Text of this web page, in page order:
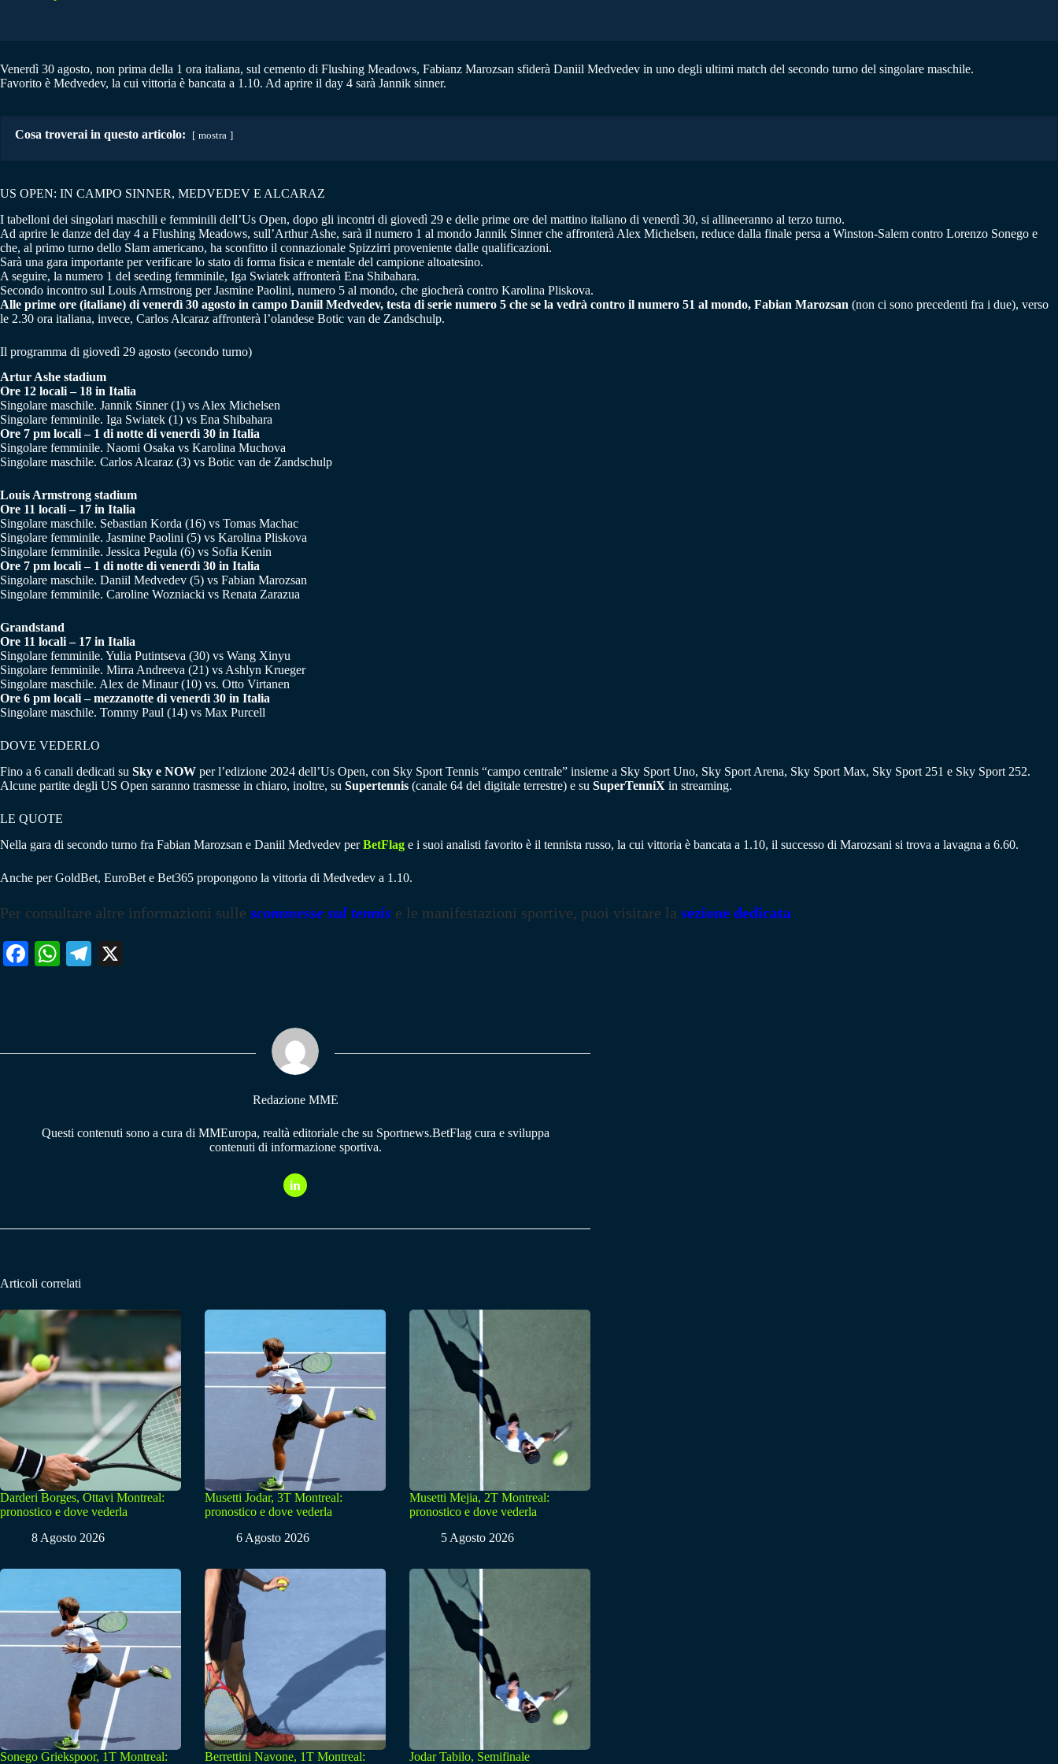
Venerdì 30 agosto, non prima della 1 ora italiana, sul cemento di Flushing Meadows, Fabianz Marozsan sfiderà Daniil Medvedev in uno degli ultimi match del secondo turno del singolare maschile.
Favorito è Medvedev, la cui vittoria è bancata a 1.10. Ad aprire il day 4 sarà Jannik sinner.
Cosa troverai in questo articolo: mostra
US OPEN: IN CAMPO SINNER, MEDVEDEV E ALCARAZ
I tabelloni dei singolari maschili e femminili dell’Us Open, dopo gli incontri di giovedì 29 e delle prime ore del mattino italiano di venerdì 30, si allineeranno al terzo turno.
Ad aprire le danze del day 4 a Flushing Meadows, sull’Arthur Ashe, sarà il numero 1 al mondo Jannik Sinner che affronterà Alex Michelsen, reduce dalla finale persa a Winston-Salem contro Lorenzo Sonego e
che, al primo turno dello Slam americano, ha sconfitto il connazionale Spizzirri proveniente dalle qualificazioni.
Sarà una gara importante per verificare lo stato di forma fisica e mentale del campione altoatesino.
A seguire, la numero 1 del seeding femminile, Iga Swiatek affronterà Ena Shibahara.
Secondo incontro sul Louis Armstrong per Jasmine Paolini, numero 5 al mondo, che giocherà contro Karolina Pliskova.
Alle prime ore (italiane) di venerdì 30 agosto in campo Daniil Medvedev, testa di serie numero 5 che se la vedrà contro il numero 51 al mondo, Fabian Marozsan (non ci sono precedenti fra i due), verso
le 2.30 ora italiana, invece, Carlos Alcaraz affronterà l’olandese Botic van de Zandschulp.
Il programma di giovedì 29 agosto (secondo turno)
Artur Ashe stadium
Ore 12 locali – 18 in Italia
Singolare maschile. Jannik Sinner (1) vs Alex Michelsen
Singolare femminile. Iga Swiatek (1) vs Ena Shibahara
Ore 7 pm locali – 1 di notte di venerdì 30 in Italia
Singolare femminile. Naomi Osaka vs Karolina Muchova
Singolare maschile. Carlos Alcaraz (3) vs Botic van de Zandschulp
Louis Armstrong stadium
Ore 11 locali – 17 in Italia
Singolare maschile. Sebastian Korda (16) vs Tomas Machac
Singolare femminile. Jasmine Paolini (5) vs Karolina Pliskova
Singolare femminile. Jessica Pegula (6) vs Sofia Kenin
Ore 7 pm locali – 1 di notte di venerdì 30 in Italia
Singolare maschile. Daniil Medvedev (5) vs Fabian Marozsan
Singolare femminile. Caroline Wozniacki vs Renata Zarazua
Grandstand
Ore 11 locali – 17 in Italia
Singolare femminile. Yulia Putintseva (30) vs Wang Xinyu
Singolare femminile. Mirra Andreeva (21) vs Ashlyn Krueger
Singolare maschile. Alex de Minaur (10) vs. Otto Virtanen
Ore 6 pm locali – mezzanotte di venerdì 30 in Italia
Singolare maschile. Tommy Paul (14) vs Max Purcell
DOVE VEDERLO
Fino a 6 canali dedicati su Sky e NOW per l’edizione 2024 dell’Us Open, con Sky Sport Tennis “campo centrale” insieme a Sky Sport Uno, Sky Sport Arena, Sky Sport Max, Sky Sport 251 e Sky Sport 252.
Alcune partite degli US Open saranno trasmesse in chiaro, inoltre, su Supertennis (canale 64 del digitale terrestre) e su SuperTenniX in streaming.
LE QUOTE
Nella gara di secondo turno fra Fabian Marozsan e Daniil Medvedev perBetFlag e i suoi analisti favorito è il tennista russo, la cui vittoria è bancata a 1.10, il successo di Marozsani si trova a lavagna a 6.60.
Anche per GoldBet, EuroBet e Bet365 propongono la vittoria di Medvedev a 1.10.
Per consultare altre informazioni sulle scommesse sul tennis e le manifestazioni sportive, puoi visitare la sezione dedicata
Fa W
pp
Te
m
Redazione MME
Questi contenuti sono a cura di MMEuropa, realtà editoriale che su Sportnews.BetFlag cura e sviluppa
contenuti di informazione sportiva.
Articoli correlati
Darderi Borges, Ottavi Montreal:
pronostico e dove vederla
8 Agosto 2026
Musetti Jodar, 3T Montreal:
pronostico e dove vederla
6 Agosto 2026
Musetti Mejia, 2T Montreal:
pronostico e dove vederla
5 Agosto 2026
Sonego Griekspoor, 1T Montreal:
Berrettini Navone, 1T Montreal:
Jodar Tabilo, Semifinale